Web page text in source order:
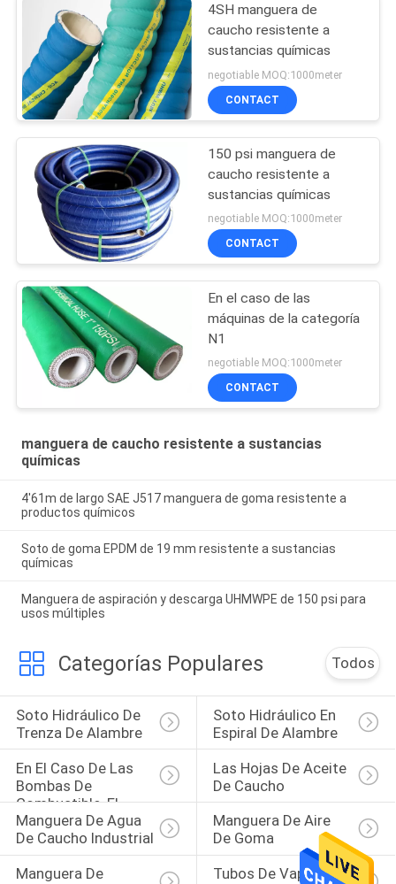
4SH manguera de
caucho resistente a
sustancias químicas
negotiable MOQ:1000meter
CONTACT
150 psi manguera de
caucho resistente a
sustancias químicas
negotiable MOQ:1000meter
CONTACT
En el caso de las
máquinas de la categoría
N1
negotiable MOQ:1000meter
CONTACT
manguera de caucho resistente a sustancias
químicas
4'61m de largo SAE J517 manguera de goma resistente a
productos químicos
Soto de goma EPDM de 19 mm resistente a sustancias
químicas
Manguera de aspiración y descarga UHMWPE de 150 psi para
usos múltiples
Categorías Populares Todos
Soto Hidráulico De
Trenza De Alambre
Soto Hidráulico En
Espiral De Alambre
En El Caso De Las
Bombas De
Combustible, El
Valor De Las
Bombas De
Combustible Es El
Valor De Las Bo
Las Hojas De Aceite
De Caucho
Manguera De Agua
De Caucho Industrial
Manguera De Aire
De Goma
Manguera De
Tubos De Vapor De